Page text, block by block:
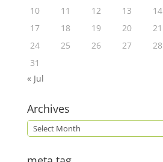
10
11 12 13 14
17
18 19 20 21
24
25 26 27 28
31
« Jul
Archives